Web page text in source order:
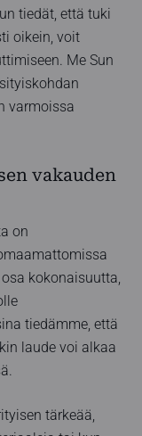
tiedät, että tuki
oikein, voit
Me Sun
varmoissa
vakauden
on
kokonaisuutta,
tiedämme, että
laude voi alkaa
tärkeää,